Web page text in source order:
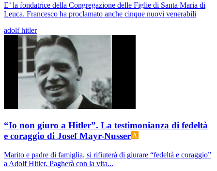
E’ la fondatrice della Congregazione delle Figlie di Santa Maria di
Leuca. Francesco ha proclamato anche cinque nuovi venerabili
adolf hitler
“Io non giuro a Hitler”. La testimonianza di fedeltà
e coraggio di Josef Mayr-Nusser
Marito e padre di famiglia, si rifiuterà di giurare “fedeltà e coraggio”
a Adolf Hitler. Pagherà con la vita...